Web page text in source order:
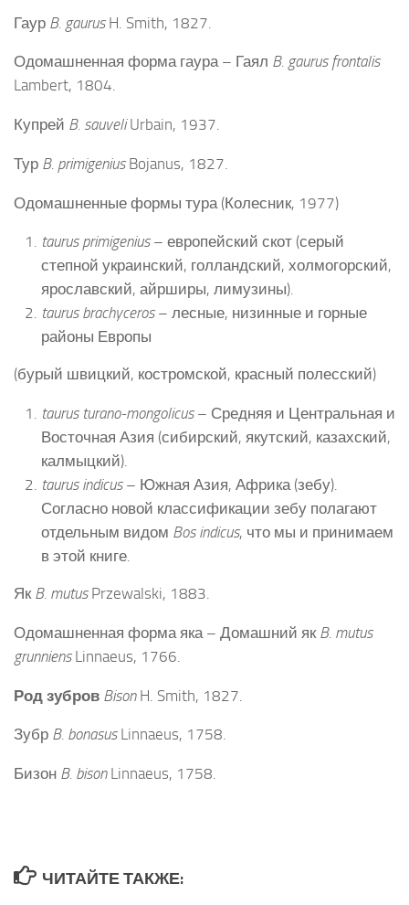
Гаур B. gaurusH. Smith, 1827.
Одомашненная форма гаура – Гаял B. gaurus frontalis
Lambert, 1804.
Купрей B. sauveliUrbain, 1937.
Тур B. primigeniusBojanus, 1827.
Одомашненные формы тура (Колесник, 1977)
taurus primigenius– европейский скот (серый
степной украинский, голландский, холмогорский,
ярославский, айрширы, лимузины).
taurus brachyceros– лесные, низинные и горные
районы Европы
(бурый швицкий, костромской, красный полесский)
taurus turano-mongolicus– Средняя и Центральная и
Восточная Азия (сибирский, якутский, казахский,
калмыцкий).
taurus indicus– Южная Азия, Африка (зебу).
Согласно новой классификации зебу полагают
отдельным видом Bos indicus, что мы и принимаем
в этой книге.
Як B. mutusPrzewalski, 1883.
Одомашненная форма яка – Домашний як B. mutus
grunniensLinnaeus, 1766.
Род зубров BisonH. Smith, 1827.
Зубр B. bonasusLinnaeus, 1758.
Бизон B. bisonLinnaeus, 1758.
ЧИТАЙТЕ ТАКЖЕ: